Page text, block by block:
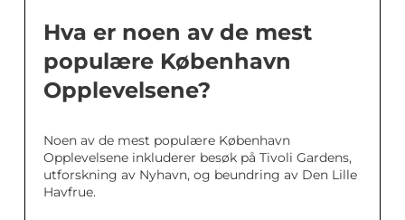
Hva er noen av de mest
populære København
Opplevelsene?
Noen av de mest populære København
Opplevelsene inkluderer besøk på Tivoli Gardens,
utforskning av Nyhavn, og beundring av Den Lille
Havfrue.